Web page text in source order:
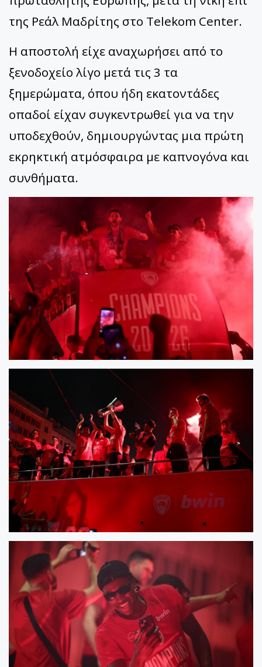
της Ρεάλ Μαδρίτης στο Telekom Center.
Η αποστολή είχε αναχωρήσει από το
ξενοδοχείο λίγο μετά τις 3 τα
ξημερώματα, όπου ήδη εκατοντάδες
οπαδοί είχαν συγκεντρωθεί για να την
υποδεχθούν, δημιουργώντας μια πρώτη
εκρηκτική ατμόσφαιρα με καπνογόνα και
συνθήματα.